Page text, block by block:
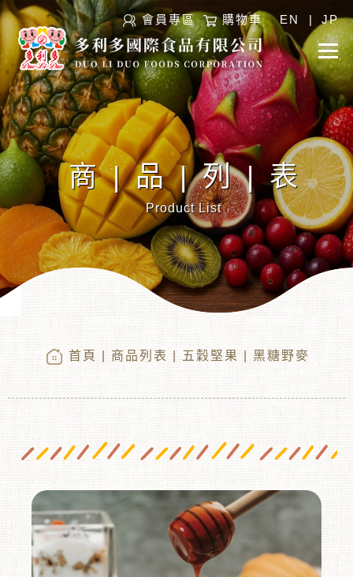
會員專區 購物車 EN JP
商|品|列|表
Product List
首頁 商品列表 五穀堅果 | 黑糖野麥